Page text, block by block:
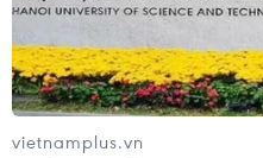
vietnamplus.vn